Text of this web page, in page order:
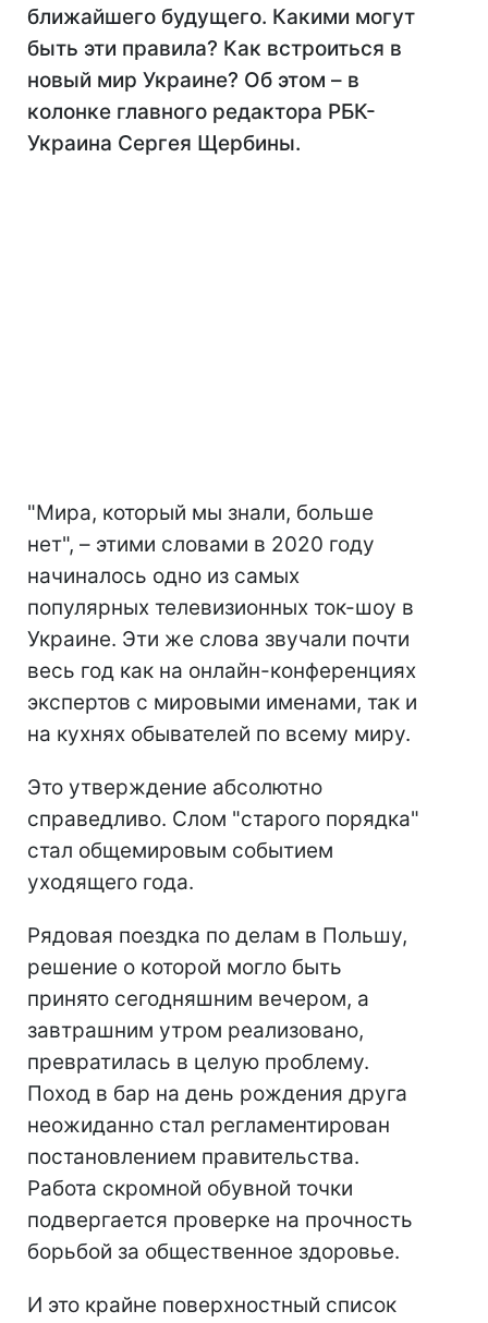
ближайшего будущего. Какими могут
быть эти правила? Как встроиться в
новый мир Украине? Об этом – в
колонке главного редактора РБК-
Украина Сергея Щербины.
"Мира, который мы знали, больше
нет", – этими словами в 2020 году
начиналось одно из самых
популярных телевизионных ток-шоу в
Украине. Эти же слова звучали почти
весь год как на онлайн-конференциях
экспертов с мировыми именами, так и
на кухнях обывателей по всему миру.
Это утверждение абсолютно
справедливо. Слом "старого порядка"
стал общемировым событием
уходящего года.
Рядовая поездка по делам в Польшу,
решение о которой могло быть
принято сегодняшним вечером, а
завтрашним утром реализовано,
превратилась в целую проблему.
Поход в бар на день рождения друга
неожиданно стал регламентирован
постановлением правительства.
Работа скромной обувной точки
подвергается проверке на прочность
борьбой за общественное здоровье.
И это крайне поверхностный список